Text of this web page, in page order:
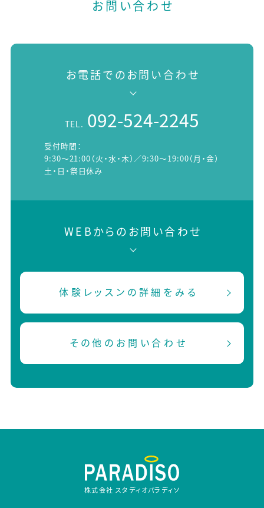
お問い合わせ
お電話でのお問い合わせ
TEL. 092-524-2245
受付時間：
9:30～21:00（火・水・木）／9:30～19:00（月・金）
土・日・祭日休み
WEBからのお問い合わせ
体験レッスンの詳細をみる
その他のお問い合わせ
株式会社 スタディオパラディソ